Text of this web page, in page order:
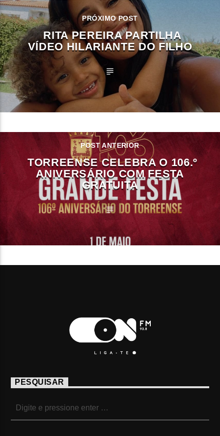
PRÓXIMO POST
RITA PEREIRA PARTILHA
VÍDEO HILARIANTE DO FILHO
POST ANTERIOR
TORREENSE CELEBRA O 106.º
ANIVERSÁRIO COM FESTA
GRATUITA
PESQUISAR